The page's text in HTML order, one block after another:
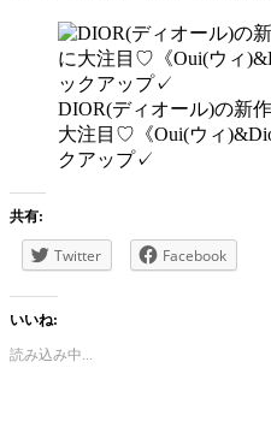
DIOR(ディオール)の新
大注目♡《Oui(ウィ
クアップ✓
共有:
Twitter Facebook
いいね:
読み込み中...